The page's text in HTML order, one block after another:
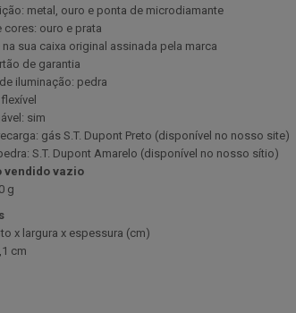
metal, ouro e ponta de microdiamante
cores: ouro e prata
na sua caixa original assinada pela marca
de garantia
iluminação: pedra
sim
gás S.T. Dupont Preto (disponível no nosso site)
S.T. Dupont Amarelo (disponível no nosso sítio)
vendido vazio
g
x largura x espessura (cm)
cm